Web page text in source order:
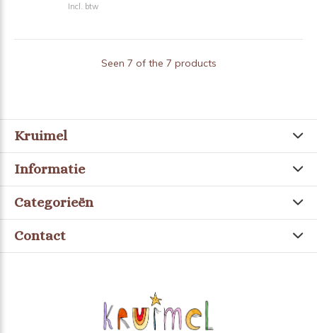
Incl. btw
Seen 7 of the 7 products
Kruimel
Informatie
Categorieën
Contact